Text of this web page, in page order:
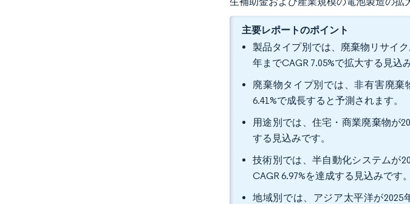
主要レポートのポイント
製品タイプ別では、廃棄物リサイ
年までCAGR 7.05%で拡大する見込
廃棄物タイプ別では、非有害廃棄
6.41%で成長すると予測されます。
用途別では、住宅・商業廃棄物が
する見込みです。
技術別では、半自動化システムが
CAGR 6.97%を達成する見込みです。
地域別では、アジア太平洋が2025